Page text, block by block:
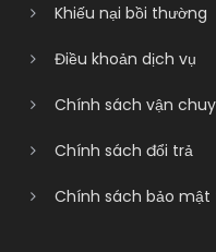
Khiếu nại bồi thường
Điều khoản dịch vụ
Chính sách vận
Chính sách đổi trả
Chính sách bảo